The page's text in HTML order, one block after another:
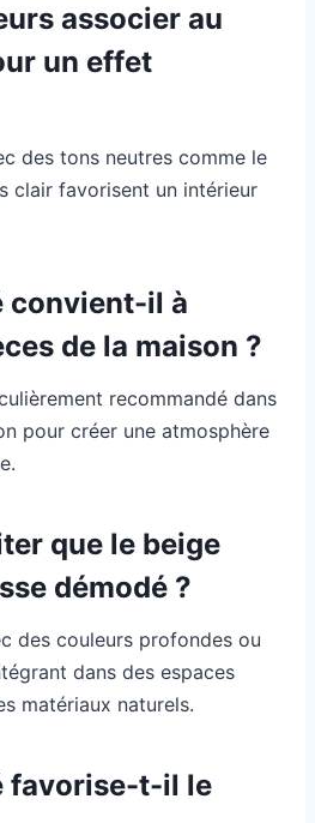
associer au
un effet
des tons neutres comme le
clair favorisent un intérieur
convient-il à
de la maison ?
recommandé dans
pour créer une atmosphère
que le beige
démodé ?
des couleurs profondes ou
dans des espaces
matériaux naturels.
favorise-t-il le